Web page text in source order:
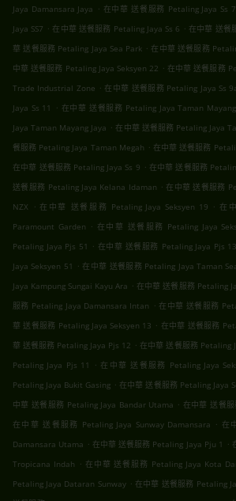
Jaya Damansara Jaya . 在中華 送餐服務 Petaling Jaya Ss 7
Jaya SS7 . 在中華 送餐服務 Petaling Jaya Ss 6 . 在中華 送餐
華 送餐服務 Petaling Jaya Sea Park . 在中華 送餐服務
中華 送餐服務 Petaling Jaya Seksyen 22 . 在中華 送餐服務
Trade Industrial Zone . 在中華 送餐服務 Petaling Jaya Ss
Jaya Ss 11
. 在中華 送餐服務 Petaling Jaya Taman Mayang
Jaya Taman Mayang Jaya . 在中華 送餐服務 Petaling Jaya
餐服務 Petaling Jaya Taman Megah . 在中華 送餐服務
在中華 送餐服務 Petaling Jaya Ss 9 . 在中華 送餐服務
送餐服務 Petaling Jaya Kelana Idaman . 在中華 送餐服務
NZX
. 在中華 送餐服務 Petaling Jaya Seksyen 19 . 在
Paramount Garden . 在中華 送餐服務 Petaling Jaya
Petaling Jaya Pjs 51
. 在中華 送餐服務 Petaling Jaya Pjs 13
Jaya Seksyen 51
. 在中華 送餐服務 Petaling Jaya Taman
Jaya Kampung Sungai Kayu Ara . 在中華 送餐服務 Petaling
服務 Petaling Jaya Damansara Intan . 在中華 送餐服務
華 送餐服務 Petaling Jaya Seksyen 13 . 在中華 送餐服務
華 送餐服務 Petaling Jaya Pjs 12 . 在中華 送餐服務 Petaling
Petaling Jaya Pjs 11
. 在中華 送餐服務 Petaling Jaya
Petaling Jaya Bukit Gasing . 在中華 送餐服務 Petaling Jaya
中華 送餐服務 Petaling Jaya Bandar Utama . 在中華 送餐
在中華 送餐服務 Petaling Jaya Sunway Damansara . 在
Damansara Utama . 在中華 送餐服務 Petaling Jaya Pju 1 .
Tropicana Indah . 在中華 送餐服務 Petaling Jaya Kota
Petaling Jaya Dataran Sunway . 在中華 送餐服務 Petaling